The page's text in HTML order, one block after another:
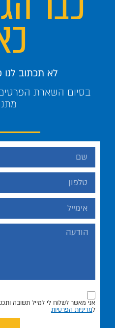
לא תכתוב לנו
בסיום השארת
אני מאשר לשלוח לי למייל תשובה
למדיניות הפרטיות